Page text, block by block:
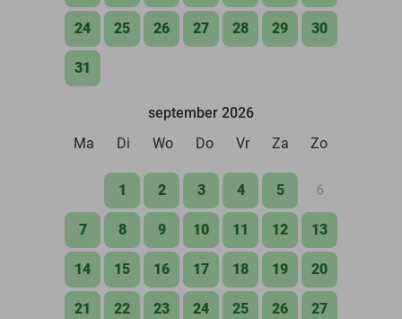
24 25 26 27 28 29 30
31
september 2026
Ma
Di Wo Do Vr Za Zo
1 2 3 4 5 6
7 8 9 10 11 12 13
14 15 16 17 18 19 20
21 22 23 24 25 26 27